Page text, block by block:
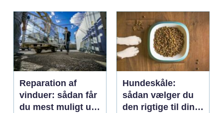
Reparation af
vinduer: sådan får
du mest muligt ud
Hundeskåle:
sådan vælger du
den rigtige til din